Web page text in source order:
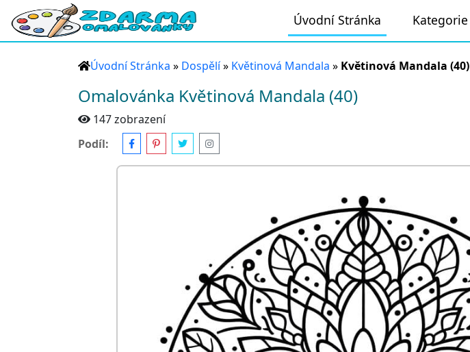
Úvodní Stránka Kategorie
Úvodní Stránka » Dospělí» Květinová Mandala » Květinová Mandala (40)
Omalovánka Květinová Mandala (40)
147 zobrazení
Podíl: